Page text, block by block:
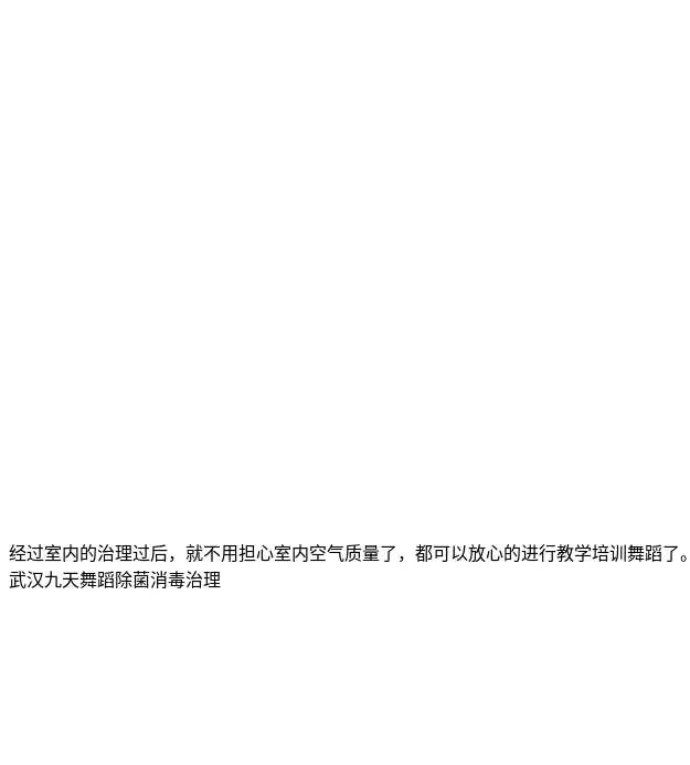
经过室内的治理过后，就不用担心室内空气质量了，都可以放心的进行教学培训舞蹈了。
武汉九天舞蹈除菌消毒治理